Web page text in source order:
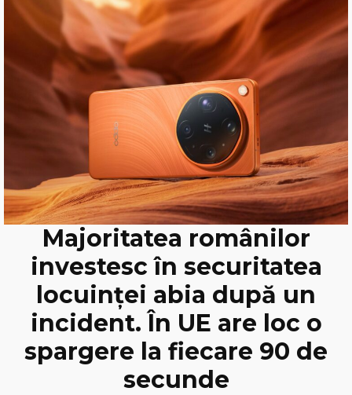
Majoritatea românilor
investesc în securitatea
locuinței abia după un
incident. În UE are loc o
spargere la fiecare 90 de
secunde